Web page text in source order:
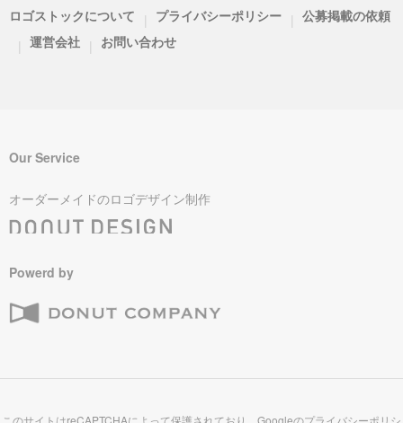
ロゴストックについて | プライバシーポリシー | 公募掲載の依頼
| 運営会社 | お問い合わせ
Our Service
オーダーメイドのロゴデザイン制作
Powerd by
このサイトはreCAPTCHAによって保護されており、Googleのプライバシーポリシ